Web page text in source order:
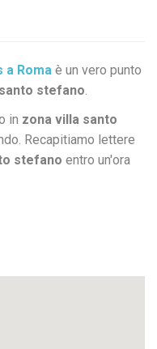
a Roma è un vero punto
stefano.
in zona villa santo
Recapitiamo lettere
stefano entro un'ora